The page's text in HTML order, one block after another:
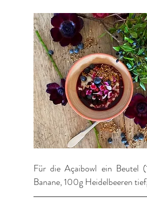
Für die Açaibowl ein Beutel
Banane, 100g Heidelbeeren